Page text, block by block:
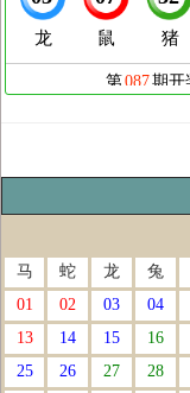
马
蛇 龙 兔
01
02 03 04
13
14 15 16
25
26 27 28